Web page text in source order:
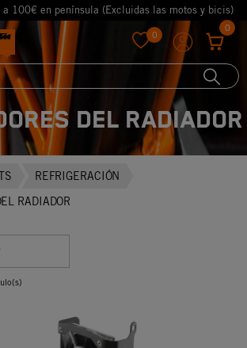
a 100€ en península (Excluidas las motos y bicis)
0
0
DEL RADIADOR
REFRIGERACIÓN
RADIADOR